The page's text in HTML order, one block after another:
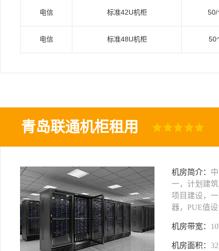
电信 标准42U机柜 50/
电信 标准48U机柜 50
青岛联通机柜租用
机房简介：
一，计划建
项目建设，
器，PUE值
机房带宽：
机房面积：